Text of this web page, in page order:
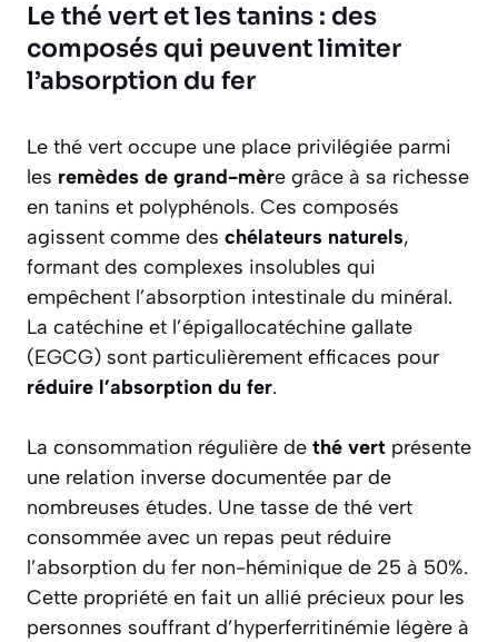
Le thé vert et les tanins : des
composés qui peuvent limiter
l’absorption du fer
Le thé vert occupe une place privilégiée parmi
les remèdes de grand-mère grâce à sa richesse
en tanins et polyphénols. Ces composés
agissent comme des chélateurs naturels,
formant des complexes insolubles qui
empêchent l’absorption intestinale du minéral.
La catéchine et l’épigallocatéchine gallate
(EGCG) sont particulièrement efficaces pour
réduire l’absorption du fer.
La consommation régulière de thé vert présente
une relation inverse documentée par de
nombreuses études. Une tasse de thé vert
consommée avec un repas peut réduire
l’absorption du fer non-héminique de 25 à 50%.
Cette propriété en fait un allié précieux pour les
personnes souffrant d’hyperferritinémie légère à